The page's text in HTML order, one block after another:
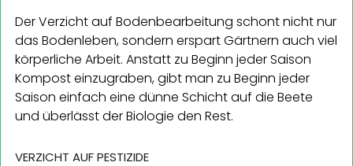
Der Verzicht auf Bodenbearbeitung schont nicht nur
das Bodenleben, sondern erspart Gärtnern auch viel
körperliche Arbeit. Anstatt zu Beginn jeder Saison
Kompost einzugraben, gibt man zu Beginn jeder
Saison einfach eine dünne Schicht auf die Beete
und überlässt der Biologie den Rest.
VERZICHT AUF PESTIZIDE